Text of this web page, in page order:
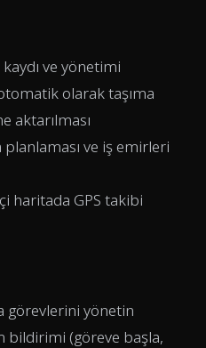
ve yönetimi
olarak taşıma
aktarılması
ve iş emirleri
haritada GPS takibi
görevlerini yönetin
bildirimi (göreve başla,